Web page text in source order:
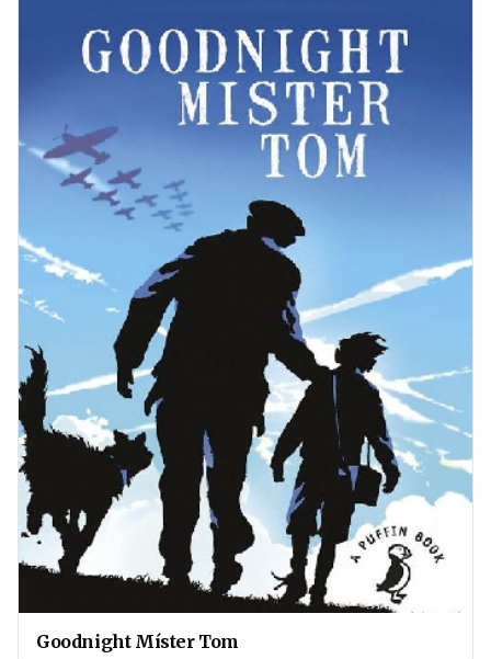
Goodnight Míster Tom